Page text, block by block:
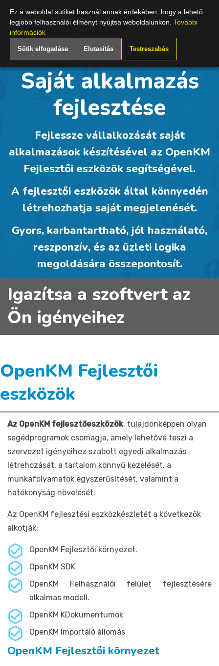
Hungary
Saját alkalmazás
fejlesztése
Fejlessze vállalkozását saját
alkalmazások készítésével az OpenKM
Fejlesztői eszközök segítségével.
A fejlesztői eszközök által könnyedén
létrehozhatja saját megjelenését.
Gyors, karbantartható, jól használató,
reszponzív, és az üzleti logika
megoldására összepontosít.
Igazítsa a szoftvert az
Ön igényeihez
OpenKM Fejlesztői
eszközök
Az OpenKM fejlesztőeszközök, tulajdonképpen olyan
segédprogramok csomagja, amely lehetővé teszi a
szervezet igényeihez szabott egyedi alkalmazás
létrehozását, a tartalom könnyű kezelését, a
munkafolyamatok egyszerűsítését, valamint a
hatékonyság növelését.
Az OpenKM fejlesztési eszközkészletét a következők
alkotják:
OpenKM Fejlesztői környezet.
OpenKM SDK
OpenKM Felhasználói felület fejlesztésére
alkalmas modell.
OpenKM KDokumentumok
OpenKM Importáló állomás
OpenKM Fejlesztői környezet
Ez a weboldal sütiket használ annak érdekében, hogy a lehető
legjobb felhasználói élményt nyújtsa weboldalunkon. További
információk
Sütik elfogadása Elutasítás Testreszabás